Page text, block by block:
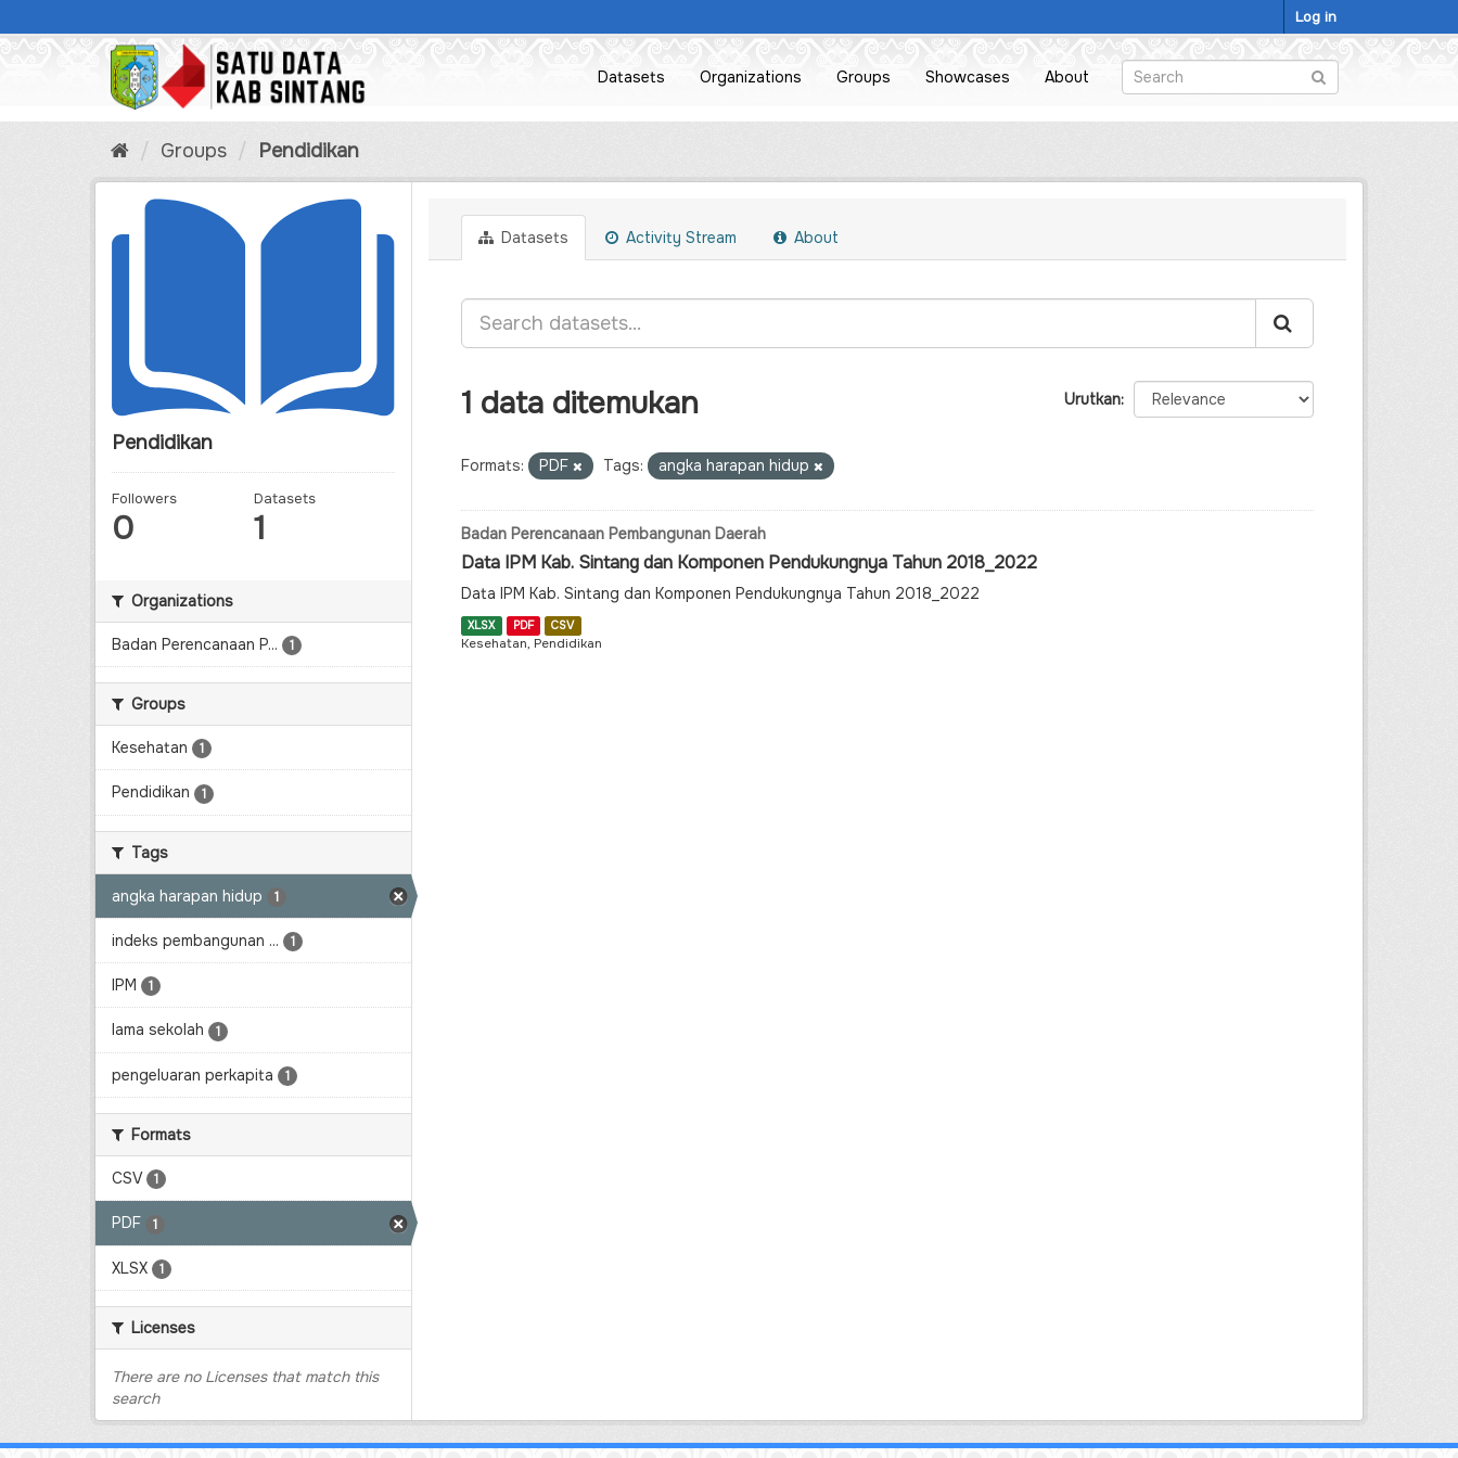
to
Log in
Datasets Organizations Groups Showcases About
Groups Pendidikan
Pendidikan
Followers
0
Datasets
1
Organizations
Badan Perencanaan P... 1
Groups
Kesehatan 1
Pendidikan 1
Tags
angka harapan hidup 1
indeks pembangunan ... 1
IPM 1
lama sekolah 1
pengeluaran perkapita 1
Formats
CSV 1
PDF 1
XLSX 1
Licenses
There are no Licenses that match this
search
Datasets Activity Stream About
Urutkan
1 data ditemukan
Formats: PDF Tags: angka harapan hidup
Badan Perencanaan Pembangunan Daerah
Data IPM Kab. Sintang dan Komponen Pendukungnya Tahun 2018_2022
Data IPM Kab. Sintang dan Komponen Pendukungnya Tahun 2018_2022
XLSX PDF CSV
Kesehatan, Pendidikan